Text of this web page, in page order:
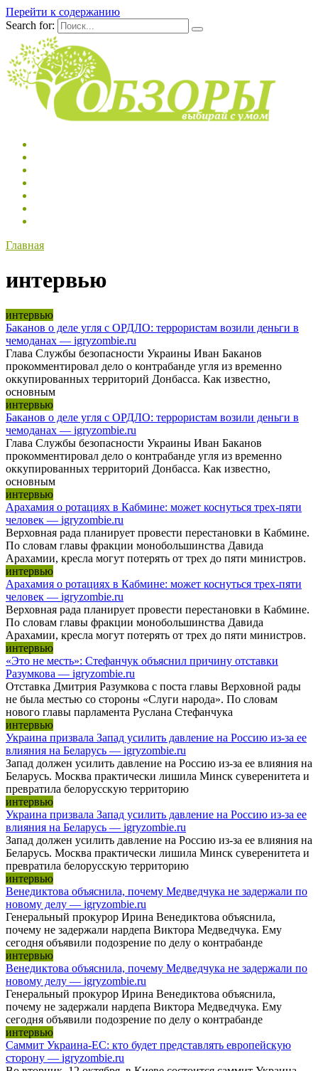
Перейти к содержанию
Search for:
Главная
интервью
интервью
Баканов о деле угля с ОРДЛО: террористам возили деньги в
чемоданах — igryzombie.ru
Глава Службы безопасности Украины Иван Баканов
прокомментировал дело о контрабанде угля из временно
оккупированных территорий Донбасса. Как известно,
основным
интервью
Баканов о деле угля с ОРДЛО: террористам возили деньги в
чемоданах — igryzombie.ru
Глава Службы безопасности Украины Иван Баканов
прокомментировал дело о контрабанде угля из временно
оккупированных территорий Донбасса. Как известно,
основным
интервью
Арахамия о ротациях в Кабмине: может коснуться трех-пяти
человек — igryzombie.ru
Верховная рада планирует провести перестановки в Кабмине.
По словам главы фракции монобольшинства Давида
Арахамии, кресла могут потерять от трех до пяти министров.
интервью
Арахамия о ротациях в Кабмине: может коснуться трех-пяти
человек — igryzombie.ru
Верховная рада планирует провести перестановки в Кабмине.
По словам главы фракции монобольшинства Давида
Арахамии, кресла могут потерять от трех до пяти министров.
интервью
«Это не месть»: Стефанчук объяснил причину отставки
Разумкова — igryzombie.ru
Отставка Дмитрия Разумкова с поста главы Верховной рады
не была местью со стороны «Слуги народа». По словам
нового главы парламента Руслана Стефанчука
интервью
Украина призвала Запад усилить давление на Россию из-за ее
влияния на Беларусь — igryzombie.ru
Запад должен усилить давление на Россию из-за ее влияния на
Беларусь. Москва практически лишила Минск суверенитета и
превратила белорусскую территорию
интервью
Украина призвала Запад усилить давление на Россию из-за ее
влияния на Беларусь — igryzombie.ru
Запад должен усилить давление на Россию из-за ее влияния на
Беларусь. Москва практически лишила Минск суверенитета и
превратила белорусскую территорию
интервью
Венедиктова объяснила, почему Медведчука не задержали по
новому делу — igryzombie.ru
Генеральный прокурор Ирина Венедиктова объяснила,
почему не задержали нардепа Виктора Медведчука. Ему
сегодня объявили подозрение по делу о контрабанде
интервью
Венедиктова объяснила, почему Медведчука не задержали по
новому делу — igryzombie.ru
Генеральный прокурор Ирина Венедиктова объяснила,
почему не задержали нардепа Виктора Медведчука. Ему
сегодня объявили подозрение по делу о контрабанде
интервью
Саммит Украина-ЕС: кто будет представлять европейскую
сторону — igryzombie.ru